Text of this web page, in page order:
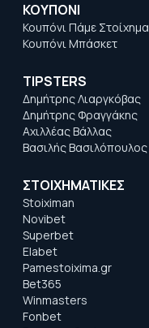
ΚΟΥΠΟΝΙ
Κουπόνι Πάμε Στοίχημα
Κουπόνι Μπάσκετ
TIPSTERS
Δημήτρης Λιαργκόβας
Δημήτρης Φραγγάκης
Αχιλλέας Βάλλας
Βασιλής Βασιλόπουλος
ΣΤΟΙΧΗΜΑΤΙΚΕΣ
Stoiximan
Novibet
Superbet
Elabet
Pamestoixima.gr
Bet365
Winmasters
Fonbet